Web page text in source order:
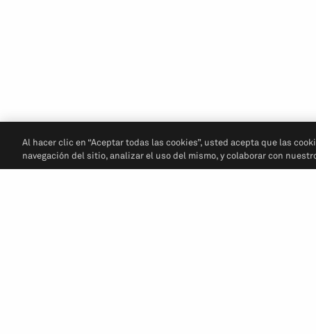
Al hacer clic en “Aceptar todas las cookies”, usted acepta que las
navegación del sitio, analizar el uso del mismo, y colaborar con